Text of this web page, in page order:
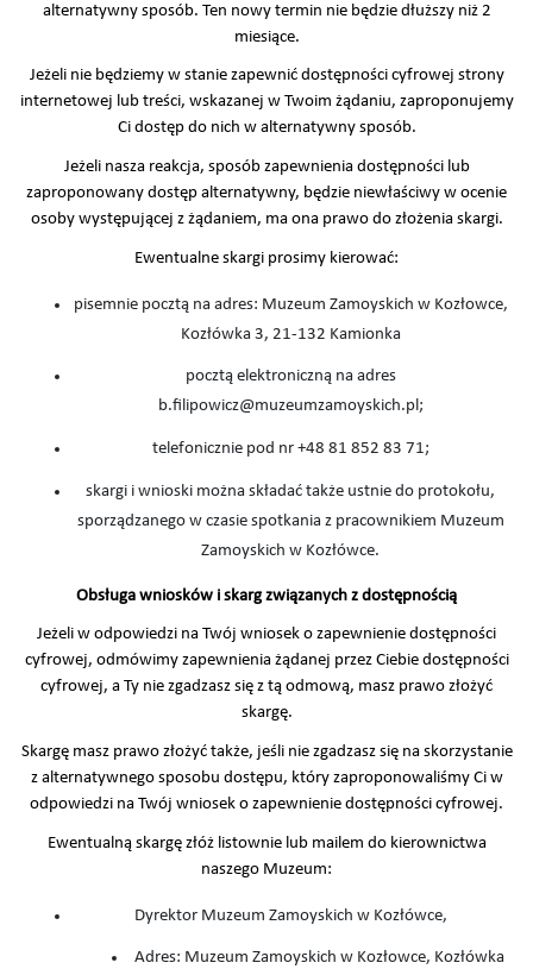
alternatywny sposób. Ten nowy termin nie będzie dłuższy niż 2
miesiące.
Jeżeli nie będziemy w stanie zapewnić dostępności cyfrowej strony
internetowej lub treści, wskazanej w Twoim żądaniu, zaproponujemy
Ci dostęp do nich w alternatywny sposób.
Jeżeli nasza reakcja, sposób zapewnienia dostępności lub
zaproponowany dostęp alternatywny, będzie niewłaściwy w ocenie
osoby występującej z żądaniem, ma ona prawo do złożenia skargi.
Ewentualne skargi prosimy kierować:
pisemnie pocztą na adres: Muzeum Zamoyskich w Kozłowce,
Kozłówka 3, 21-132 Kamionka
pocztą elektroniczną na adres
b.filipowicz@muzeumzamoyskich.pl;
telefonicznie pod nr +48 81 852 83 71;
skargi i wnioski można składać także ustnie do protokołu,
sporządzanego w czasie spotkania z pracownikiem Muzeum
Zamoyskich w Kozłówce.
Obsługa wniosków i skarg związanych z dostępnością
Jeżeli w odpowiedzi na Twój wniosek o zapewnienie dostępności
cyfrowej, odmówimy zapewnienia żądanej przez Ciebie dostępności
cyfrowej, a Ty nie zgadzasz się z tą odmową, masz prawo złożyć
skargę.
Skargę masz prawo złożyć także, jeśli nie zgadzasz się na skorzystanie
z alternatywnego sposobu dostępu, który zaproponowaliśmy Ci w
odpowiedzi na Twój wniosek o zapewnienie dostępności cyfrowej.
Ewentualną skargę złóż listownie lub mailem do kierownictwa
naszego Muzeum:
Dyrektor Muzeum Zamoyskich w Kozłówce,
Adres: Muzeum Zamoyskich w Kozłowce, Kozłówka